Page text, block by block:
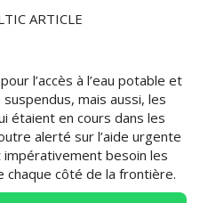
l’accès à l’eau potable et
mais aussi, les
étaient en cours dans les
alerté sur l’aide urgente
besoin les
côté de la frontière.